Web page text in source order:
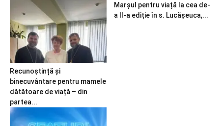
Recunoștință și
binecuvântare pentru mamele
dătătoare de viață – din
partea...
Marșul pentru viață la cea de-
a II-a ediție în s. Lucășeuca,...